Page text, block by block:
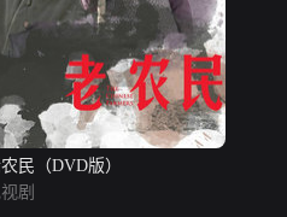
民（DVD版）
剧